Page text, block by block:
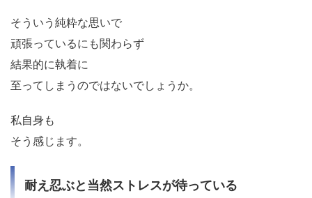
そういう純粋な思いで
頑張っているにも関わらず
結果的に執着に
至ってしまうのではないでしょうか。
私自身も
そう感じます。
耐え忍ぶと当然ストレスが待っている